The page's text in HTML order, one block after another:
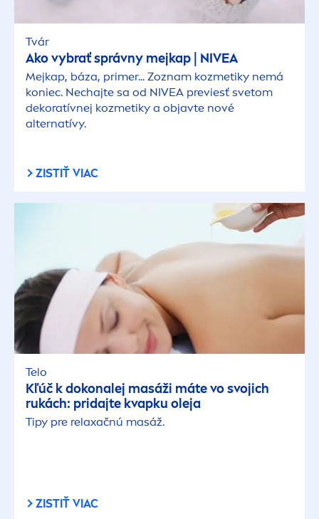
Tvár
Ako vybrať správny mejkap | NIVEA
Mejkap, báza, primer... Zoznam kozmetiky nemá
koniec. Nechajte sa od NIVEA previesť svetom
dekoratívnej kozmetiky a objavte nové
alternatívy.
ZISTIŤ VIAC
Telo
Kľúč k dokonalej masáži máte vo svojich
rukách: pridajte kvapku oleja
Tipy pre relaxačnú masáž.
ZISTIŤ VIAC